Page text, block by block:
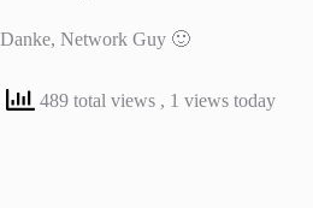
Danke, Network Guy 🙂
489 total views , 1 views today